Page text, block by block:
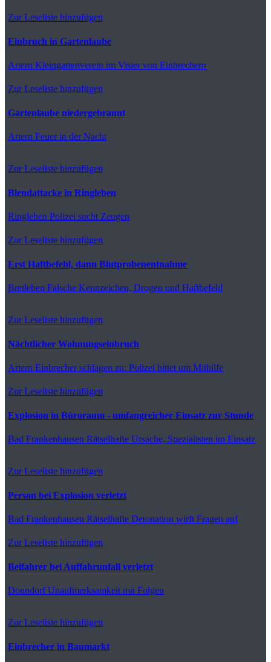
Zur Leseliste hinzufügen
Einbruch in Gartenlaube
Artern Kleingartenverein im Visier von Einbrechern
Zur Leseliste hinzufügen
Gartenlaube niedergebrannt
Artern Feuer in der Nacht
Zur Leseliste hinzufügen
Blendattacke in Ringleben
Ringleben Polizei sucht Zeugen
Zur Leseliste hinzufügen
Erst Haftbefehl, dann Blutprobenentnahme
Bretleben Falsche Kennzeichen, Drogen und Haftbefehl
Zur Leseliste hinzufügen
Nächtlicher Wohnungseinbruch
Artern Einbrecher schlagen zu: Polizei bittet um Mithilfe
Zur Leseliste hinzufügen
Explosion in Büroraum - umfangreicher Einsatz zur Stunde
Bad Frankenhausen Rätselhafte Ursache, Spezialisten im Einsatz
Zur Leseliste hinzufügen
Person bei Explosion verletzt
Bad Frankenhausen Rätselhafte Detonation wirft Fragen auf
Zur Leseliste hinzufügen
Beifahrer bei Auffahrunfall verletzt
DonndorfUnaufmerksamkeit mit Folgen
Zur Leseliste hinzufügen
Einbrecher in Baumarkt